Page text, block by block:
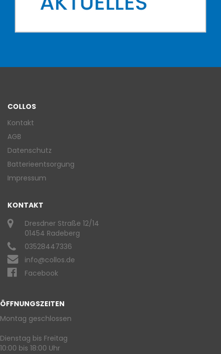
COLLOS
Kontakt
AGB
Datenschutz
Batterieentsorgung
Impressum
KONTAKT
Dresdner Straße 12/14
01454 Radeberg
03528447336
info@collos.de
Facebook
ÖFFNUNGSZEITEN
Montag geschlossen
Dienstag bis Freitag
10:00 bis 18:00 Uhr